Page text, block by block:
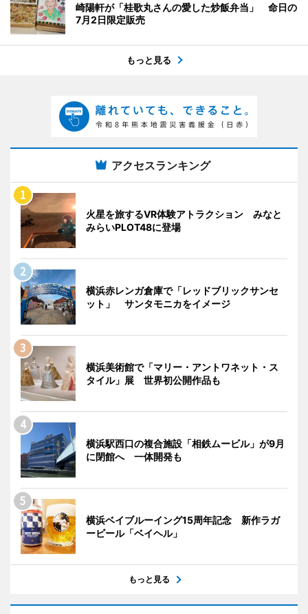
崎陽軒が「桂歌丸さんの愛した炒飯弁当」 命日の
7月2日限定販売
もっと見る
アクセスランキング
火星を旅するVR体験アトラクション みなと
みらいPLOT48に登場
横浜赤レンガ倉庫で「レッドブリックサンセ
ット」 サンタモニカをイメージ
横浜美術館で「マリー・アントワネット・ス
タイル」展 世界初公開作品も
横浜駅西口の複合施設「相鉄ムービル」が9月
に閉館へ 一体開発も
横浜ベイブルーイング15周年記念 新作ラガ
ービール「ベイヘル」
もっと見る